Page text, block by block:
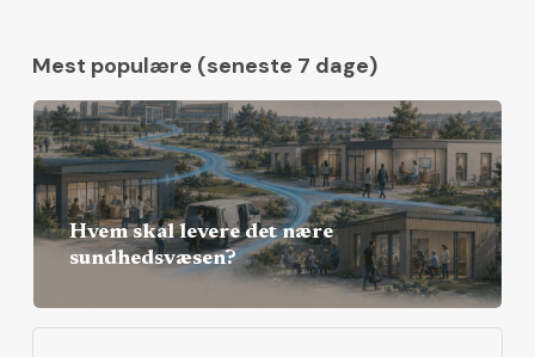
Mest populære (seneste 7 dage)
Hvem skal levere det nære
sundhedsvæsen?